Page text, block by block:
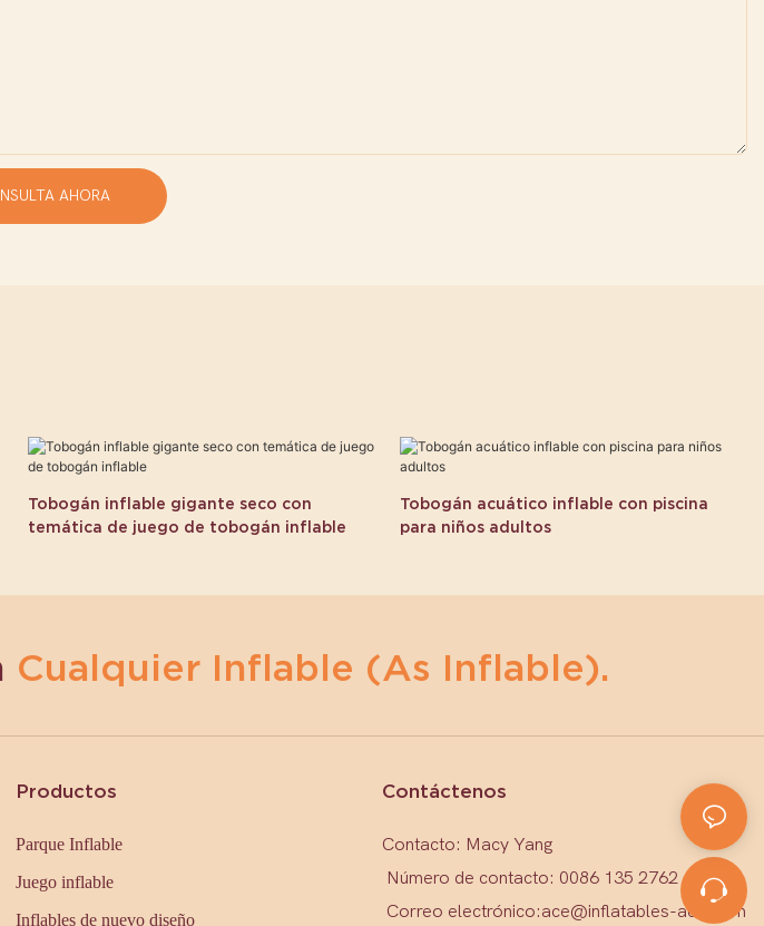
AHORA
Tobogán inflable gigante seco con
temática de juego de tobogán inflable
Tobogán acuático inflable con piscina
para niños adultos
Cualquier Inflable (as Inflable).
Productos
Parque Inflable
Juego inflable
Inflables de nuevo diseño
Contáctenos
Contacto: Macy Yang
Número de contacto: 0086 135 2762 1579
Correo electrónico:ace@inflatables-ace.com